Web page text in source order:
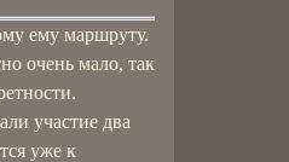
ему маршруту.
очень мало, так
участие два
уже к